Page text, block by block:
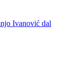
Ivanović dal